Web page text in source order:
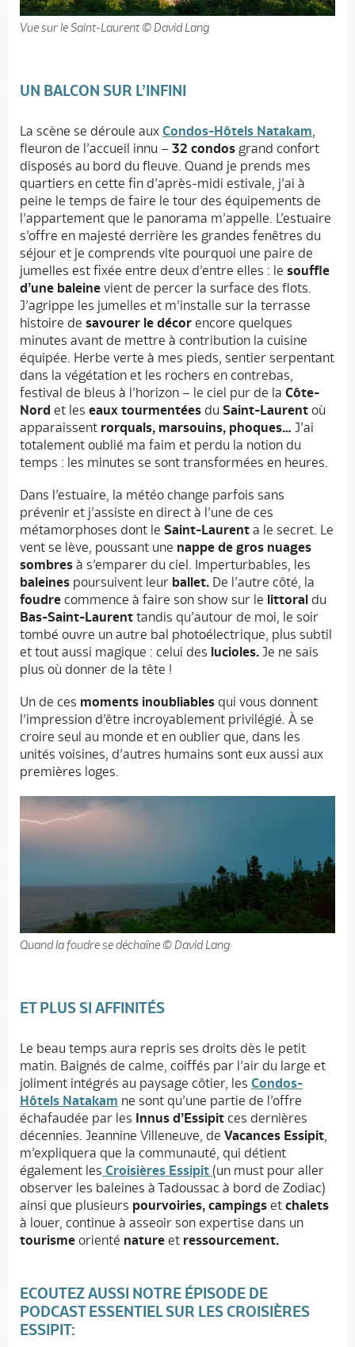
Vue sur le Saint-Laurent © David Lang
UN BALCON SUR L’INFINI
La scène se déroule aux Condos-Hôtels Natakam,
fleuron de l’accueil innu – 32 condos grand confort
disposés au bord du fleuve. Quand je prends mes
quartiers en cette fin d’après-midi estivale, j’ai à
peine le temps de faire le tour des équipements de
l’appartement que le panorama m’appelle. L’estuaire
s’offre en majesté derrière les grandes fenêtres du
séjour et je comprends vite pourquoi une paire de
jumelles est fixée entre deux d’entre elles : le souffle
d’une baleine vient de percer la surface des flots.
J’agrippe les jumelles et m’installe sur la terrasse
histoire de savourer le décor encore quelques
minutes avant de mettre à contribution la cuisine
équipée. Herbe verte à mes pieds, sentier serpentant
dans la végétation et les rochers en contrebas,
festival de bleus à l’horizon – le ciel pur de la Côte-
Nord et les eaux tourmentées du Saint-Laurent où
apparaissent rorquals, marsouins, phoques… J’ai
totalement oublié ma faim et perdu la notion du
temps : les minutes se sont transformées en heures.
Dans l’estuaire, la météo change parfois sans
prévenir et j’assiste en direct à l’une de ces
métamorphoses dont le Saint-Laurent a le secret. Le
vent se lève, poussant une nappe de gros nuages
sombres à s’emparer du ciel. Imperturbables, les
baleines poursuivent leur ballet. De l’autre côté, la
foudre commence à faire son show sur le littoral du
Bas-Saint-Laurent tandis qu’autour de moi, le soir
tombé ouvre un autre bal photoélectrique, plus subtil
et tout aussi magique : celui des lucioles. Je ne sais
plus où donner de la tête !
Un de ces moments inoubliables qui vous donnent
l’impression d’être incroyablement privilégié. À se
croire seul au monde et en oublier que, dans les
unités voisines, d’autres humains sont eux aussi aux
premières loges.
Quand la foudre se déchaîne © David Lang
ET PLUS SI AFFINITÉS
Le beau temps aura repris ses droits dès le petit
matin. Baignés de calme, coiffés par l’air du large et
joliment intégrés au paysage côtier, les Condos-
Hôtels Natakam ne sont qu’une partie de l’offre
échafaudée par les Innus d’Essipit ces dernières
décennies. Jeannine Villeneuve, de Vacances Essipit,
m’expliquera que la communauté, qui détient
également les Croisières Essipit (un must pour aller
observer les baleines à Tadoussac à bord de Zodiac)
ainsi que plusieurs pourvoiries, campings et chalets
à louer, continue à asseoir son expertise dans un
tourisme orienté nature et ressourcement.
ECOUTEZ AUSSI NOTRE ÉPISODE DE
PODCAST ESSENTIEL SUR LES CROISIÈRES
ESSIPIT: